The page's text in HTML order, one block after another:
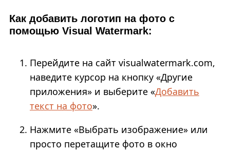
Как добавить логотип на фото с
помощью Visual Watermark:
Перейдите на сайт visualwatermark.com,
наведите курсор на кнопку «Другие
приложения» и выберите «Добавить
текст на фото».
Нажмите «Выбрать изображение» или
просто перетащите фото в окно